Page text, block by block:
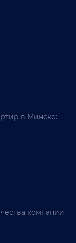
в Минске:
компании